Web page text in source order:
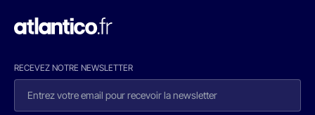
RECEVEZ NOTRE NEWSLETTER